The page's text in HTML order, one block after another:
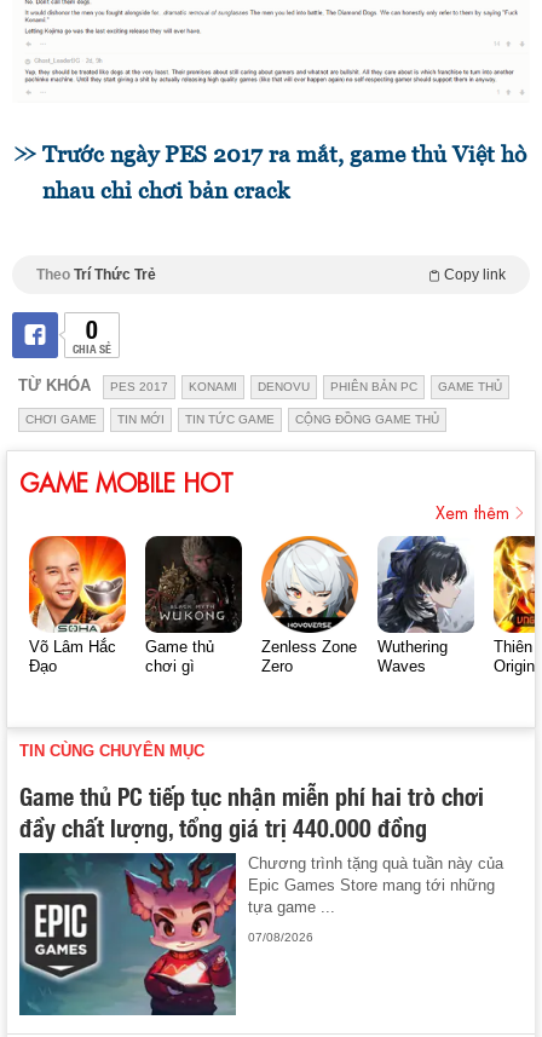
Trước ngày PES 2017 ra mắt, game thủ Việt hò
nhau chỉ chơi bản crack
Theo Trí Thức Trẻ Copy link
0
CHIA SẺ
TỪ KHÓA PES 2017 KONAMI DENOVU PHIÊN BẢN PC GAME THỦ
CHƠI GAME TIN MỚI TIN TỨC GAME CỘNG ĐỒNG GAME THỦ
GAME MOBILE HOT
Xem thêm
Võ Lâm Hắc
Đạo
Game thủ
chơi gì
Zenless Zone
Zero
Wuthering
Waves
Thiên
Origin
TIN CÙNG CHUYÊN MỤC
Game thủ PC tiếp tục nhận miễn phí hai trò chơi
đầy chất lượng, tổng giá trị 440.000 đồng
Chương trình tặng quà tuần này của
Epic Games Store mang tới những
tựa game ...
07/08/2026